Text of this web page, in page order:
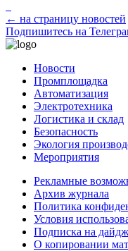
← на страницу новостей
Подпишитесь на
Новости
Промплощадка
Автоматизация
Электротехника
Логистика и склад
Безопасность
Экология
Мероприятия
Рекламные
Архив журнала
Политика
Условия
Подписка на
О копировании